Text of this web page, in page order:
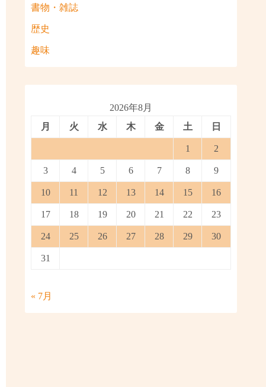
書物・雑誌
歴史
趣味
2026年8月
月
火 水 木 金 土 日
1 2
3 4 5 6 7 8 9
10 11 12 13 14 15 16
17 18 19 20 21 22 23
24 25 26 27 28 29 30
31
« 7月